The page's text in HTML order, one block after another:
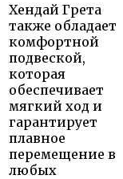
Хендай Грета
также обладает
комфортной
подвеской,
которая
обеспечивает
мягкий ход и
гарантирует
плавное
перемещение в
любых